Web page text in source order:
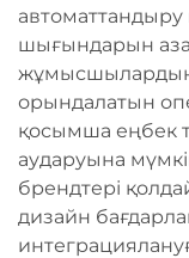
автоматтандыру
шығындарын
жұмысшылардың
орындалатын
қосымша еңбек
аударуына
брендтері
дизайн